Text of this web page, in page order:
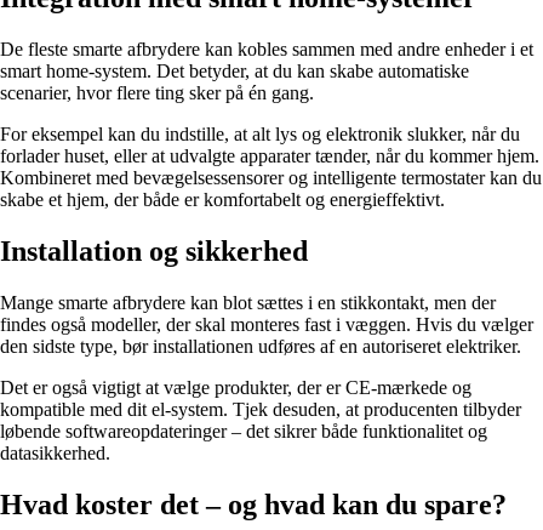
De fleste smarte afbrydere kan kobles sammen med andre enheder i et
smart home-system. Det betyder, at du kan skabe automatiske
scenarier, hvor flere ting sker på én gang.
For eksempel kan du indstille, at alt lys og elektronik slukker, når du
forlader huset, eller at udvalgte apparater tænder, når du kommer hjem.
Kombineret med bevægelsessensorer og intelligente termostater kan du
skabe et hjem, der både er komfortabelt og energieffektivt.
Installation og sikkerhed
Mange smarte afbrydere kan blot sættes i en stikkontakt, men der
findes også modeller, der skal monteres fast i væggen. Hvis du vælger
den sidste type, bør installationen udføres af en autoriseret elektriker.
Det er også vigtigt at vælge produkter, der er CE-mærkede og
kompatible med dit el-system. Tjek desuden, at producenten tilbyder
løbende softwareopdateringer – det sikrer både funktionalitet og
datasikkerhed.
Hvad koster det – og hvad kan du spare?